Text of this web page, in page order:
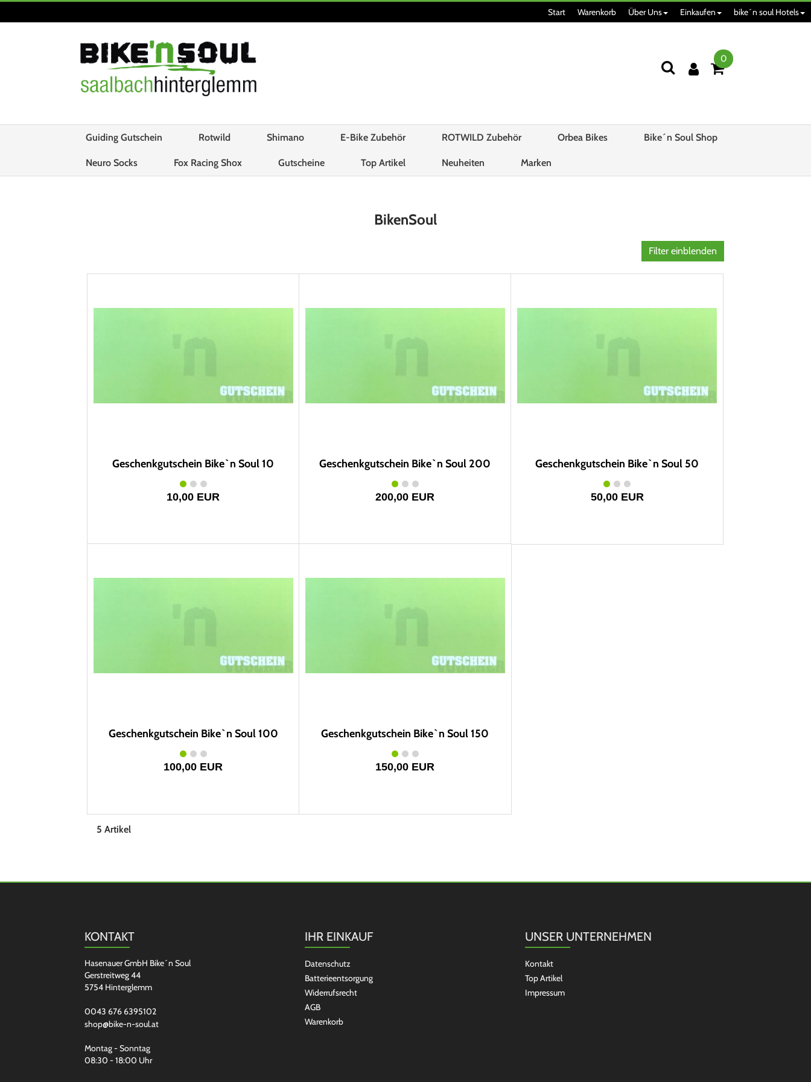
Start Warenkorb Über Uns Einkaufen bike´n soul Hotels
0
Guiding Gutschein Rotwild Shimano E-Bike Zubehör ROTWILD Zubehör Orbea Bikes Bike´n Soul Shop
Neuro Socks Fox Racing Shox Gutscheine Top Artikel Neuheiten Marken
BikenSoul
Filter einblenden
Geschenkgutschein Bike`n Soul 10
10,00 EUR
Geschenkgutschein Bike`n Soul 200
200,00 EUR
Geschenkgutschein Bike`n Soul 50
50,00 EUR
Geschenkgutschein Bike`n Soul 100
100,00 EUR
Geschenkgutschein Bike`n Soul 150
150,00 EUR
5 Artikel
KONTAKT
Hasenauer GmbH Bike´n Soul
Gerstreitweg 44
5754 Hinterglemm
0043 676 6395102
shop@bike-n-soul.at
Montag - Sonntag
08:30 - 18:00 Uhr
IHR EINKAUF
Datenschutz
Batterieentsorgung
Widerrufsrecht
AGB
Warenkorb
UNSER UNTERNEHMEN
Kontakt
Top Artikel
Impressum